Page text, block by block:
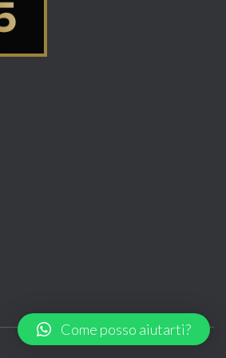
Come posso aiutarti?